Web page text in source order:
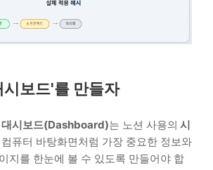
보드'를 만들자
대시보드(Dashboard)는 노션 사용의 시
퓨터 바탕화면처럼 가장 중요한 정보와
지를 한눈에 볼 수 있도록 만들어야 합